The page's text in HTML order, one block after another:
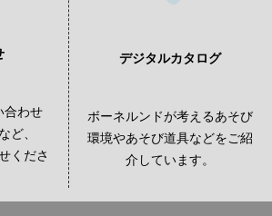
合わせ
ど、
くださ
デジタルカタログ
ボーネルンドが考えるあそび
環境やあそび道具などをご紹
介しています。